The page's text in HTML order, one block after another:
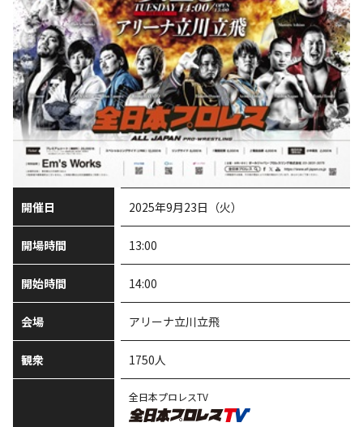
開催日 2025年9月23日（火）
開場時間 13:00
開始時間 14:00
会場 アリーナ立川立飛
観衆 1750人
全日本プロレスTV